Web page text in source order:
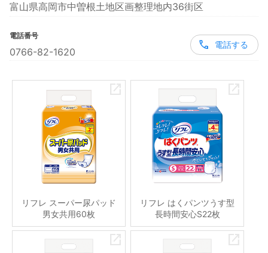
富山県高岡市中曽根土地区画整理地内36街区
電話番号
0766-82-1620
電話する
リフレ スーパー尿パッド
男女共用60枚
リフレ はくパンツうす型
長時間安心S22枚